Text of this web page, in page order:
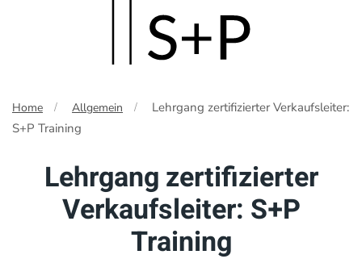
main
content
Home Allgemein
Lehrgang zertifizierter Verkaufsleiter:
S+P Training
Lehrgang zertifizierter
Verkaufsleiter: S+P
Training